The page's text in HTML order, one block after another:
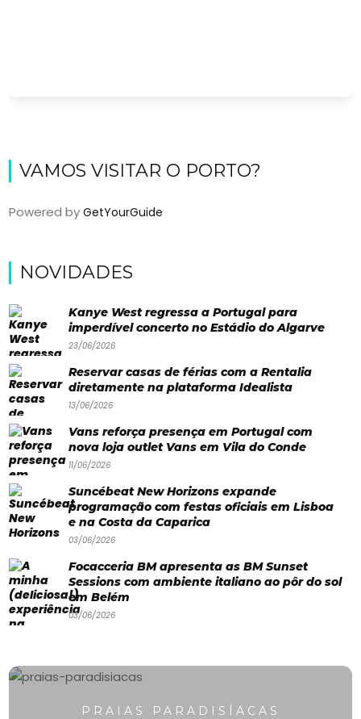
dormir?
Lifestyle
Restaurantes
Praias
Paradisíacas
Swimwear
Água
Bronzeado
Sun7
Falem
VAMOS VISITAR O PORTO?
Powered byGetYourGuide
NOVIDADES
Kanye West regressa a Portugal para
imperdível concerto no Estádio do Algarve
23/06/2026
Reservar casas de férias com a Rentalia
diretamente na plataforma Idealista
13/06/2026
Vans reforça presença em Portugal com
nova loja outlet Vans em Vila do Conde
11/06/2026
Suncébeat New Horizons expande
programação com festas oficiais em Lisboa
e na Costa da Caparica
03/06/2026
Focacceria BM apresenta as BM Sunset
Sessions com ambiente italiano ao pôr do sol
em Belém
03/06/2026
PRAIAS PARADISÍACAS